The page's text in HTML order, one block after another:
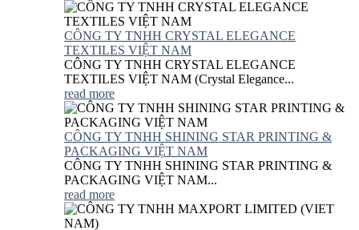
CÔNG TY TNHH CRYSTAL ELEGANCE
TEXTILES VIỆT NAM
CÔNG TY TNHH CRYSTAL ELEGANCE
TEXTILES VIỆT NAM (Crystal Elegance...
read more
CÔNG TY TNHH SHINING STAR PRINTING &
PACKAGING VIỆT NAM
CÔNG TY TNHH SHINING STAR PRINTING &
PACKAGING VIỆT NAM...
read more